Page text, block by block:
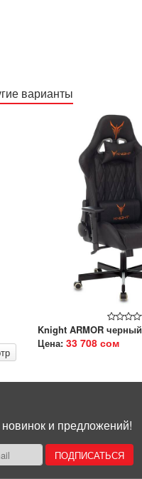
варианты
Knight ARMOR черный
Цена: 33 708 сом
новинок и предложений!